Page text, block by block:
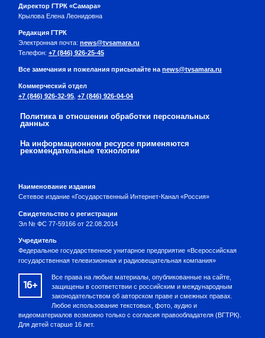
Директор ГТРК «Самара»
Крылова Елена Леонидовна
Редакция ГТРК
Электронная почта: news@tvsamara.ru
Телефон: +7 (846) 926-25-45
Все замечания и пожелания присылайте на news@tvsamara.ru
Коммерческий отдел
+7 (846) 926-32-95, +7 (846) 926-04-04
Политика в отношении обработки персональных
данных
На информационном ресурсе применяются
рекомендательные технологии
Наименование издания
Сетевое издание «Государственный Интернет-Канал «Россия»
Свидетельство о регистрации
Эл № ФС 77-59166 от 22.08.2014
Учредитель
Федеральное государственное унитарное предприятие «Всероссийская
государственная телевизионная и радиовещательная компания»
16+
Все права на любые материалы, опубликованные на сайте,
защищены в соответствии с российским и международным
законодательством об авторском праве и смежных правах.
Любое использование текстовых, фото, аудио и
видеоматериалов возможно только с согласия правообладателя (ВГТРК).
Для детей старше 16 лет.